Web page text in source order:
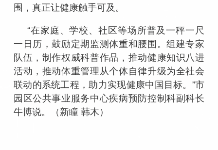
围，真正让健康触手可及。
“在家庭、学校、社区等场所普及一秤一尺
一日历，鼓励定期监测体重和腰围。组建专家
队伍，制作权威科普作品，推动健康知识八进
活动，推动体重管理从个体自律升级为全社会
联动的系统工程，助力实现健康中国目标。 ”市
园区公共事业服务中心疾病预防控制科副科长
牛博说。（新瞳 韩木）